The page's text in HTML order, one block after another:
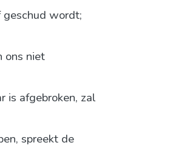
geschud wordt;
ons niet
is afgebroken, zal
spreekt de